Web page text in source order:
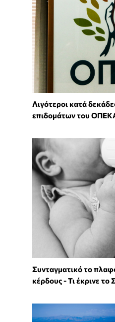
Λιγότεροι κατά
επιδομάτων του
Συνταγματικό το
κέρδους - Τι έκρινε το